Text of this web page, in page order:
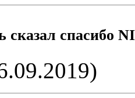
сказал cпасибо